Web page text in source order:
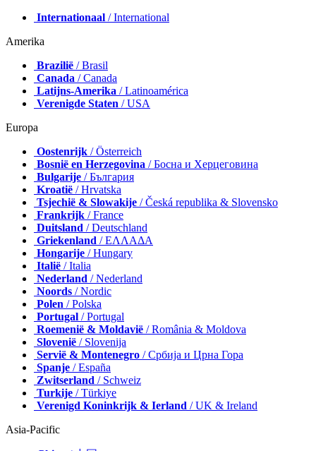
Internationaal / International
Amerika
Brazilië / Brasil
Canada / Canada
Latijns-Amerika / Latinoamérica
Verenigde Staten / USA
Europa
Oostenrijk / Österreich
Bosnië en Herzegovina / Босна и Херцеговина
Bulgarije / България
Kroatië / Hrvatska
Tsjechië & Slowakije / Česká republika & Slovensko
Frankrijk / France
Duitsland / Deutschland
Griekenland / ΕΛΛΑΔΑ
Hongarije / Hungary
Italië / Italia
Nederland / Nederland
Noords / Nordic
Polen / Polska
Portugal / Portugal
Roemenië & Moldavië / România & Moldova
Slovenië / Slovenija
Servië & Montenegro / Србија и Црна Гора
Spanje / España
Zwitserland / Schweiz
Turkije / Türkiye
Verenigd Koninkrijk & Ierland / UK & Ireland
Asia-Pacific